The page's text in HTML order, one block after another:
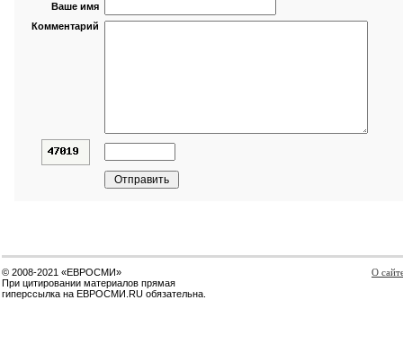
Ваше имя
Комментарий
© 2008-2021 «ЕВРОСМИ»
При цитировании материалов прямая
гиперссылка на ЕВРОСМИ.RU обязательна.
О